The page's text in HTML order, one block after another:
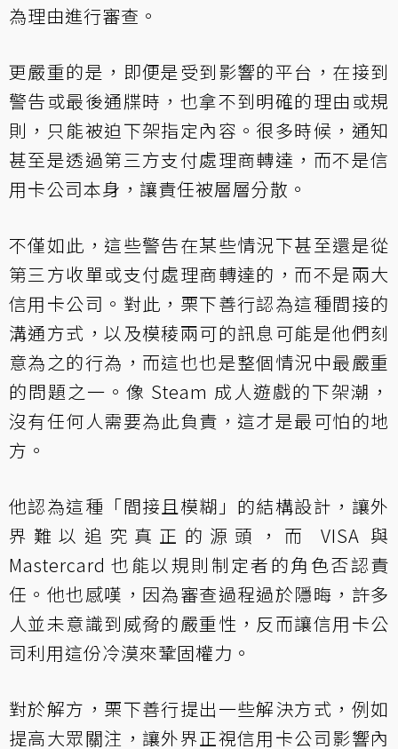
為理由進行審查。
更嚴重的是，即便是受到影響的平台，在接到
警告或最後通牒時，也拿不到明確的理由或規
則，只能被迫下架指定內容。很多時候，通知
甚至是透過第三方支付處理商轉達，而不是信
用卡公司本身，讓責任被層層分散。
不僅如此，這些警告在某些情況下甚至還是從
第三方收單或支付處理商轉達的，而不是兩大
信用卡公司。對此，栗下善行認為這種間接的
溝通方式，以及模稜兩可的訊息可能是他們刻
意為之的行為，而這也也是整個情況中最嚴重
的問題之一。像 Steam 成人遊戲的下架潮，
沒有任何人需要為此負責，這才是最可怕的地
方。
他認為這種「間接且模糊」的結構設計，讓外
界難以追究真正的源頭，而 VISA 與
Mastercard 也能以規則制定者的角色否認責
任。他也感嘆，因為審查過程過於隱晦，許多
人並未意識到威脅的嚴重性，反而讓信用卡公
司利用這份冷漠來鞏固權力。
對於解方，栗下善行提出一些解決方式，例如
提高大眾關注，讓外界正視信用卡公司影響內